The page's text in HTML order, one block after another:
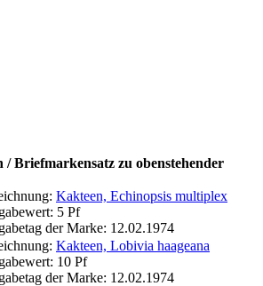
Briefmarkensatz zu obenstehender
Kakteen, Echinopsis multiplex
5 Pf
der Marke: 12.02.1974
Kakteen, Lobivia haageana
10 Pf
der Marke: 12.02.1974